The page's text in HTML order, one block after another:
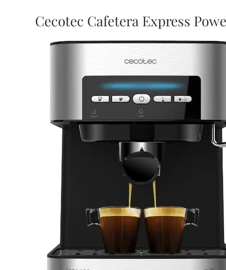
Cecotec Cafetera Express